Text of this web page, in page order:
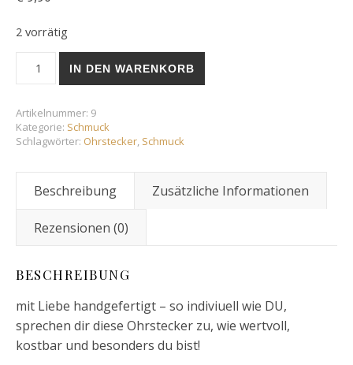
2 vorrätig
IN DEN WARENKORB
Artikelnummer: 9
Kategorie: Schmuck
Schlagwörter: Ohrstecker, Schmuck
Beschreibung Zusätzliche Informationen
Rezensionen (0)
BESCHREIBUNG
mit Liebe handgefertigt – so indiviuell wie DU,
sprechen dir diese Ohrstecker zu, wie wertvoll,
kostbar und besonders du bist!